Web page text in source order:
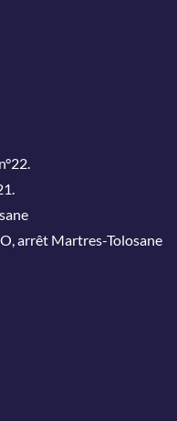
arrêt Martres-Tolosane